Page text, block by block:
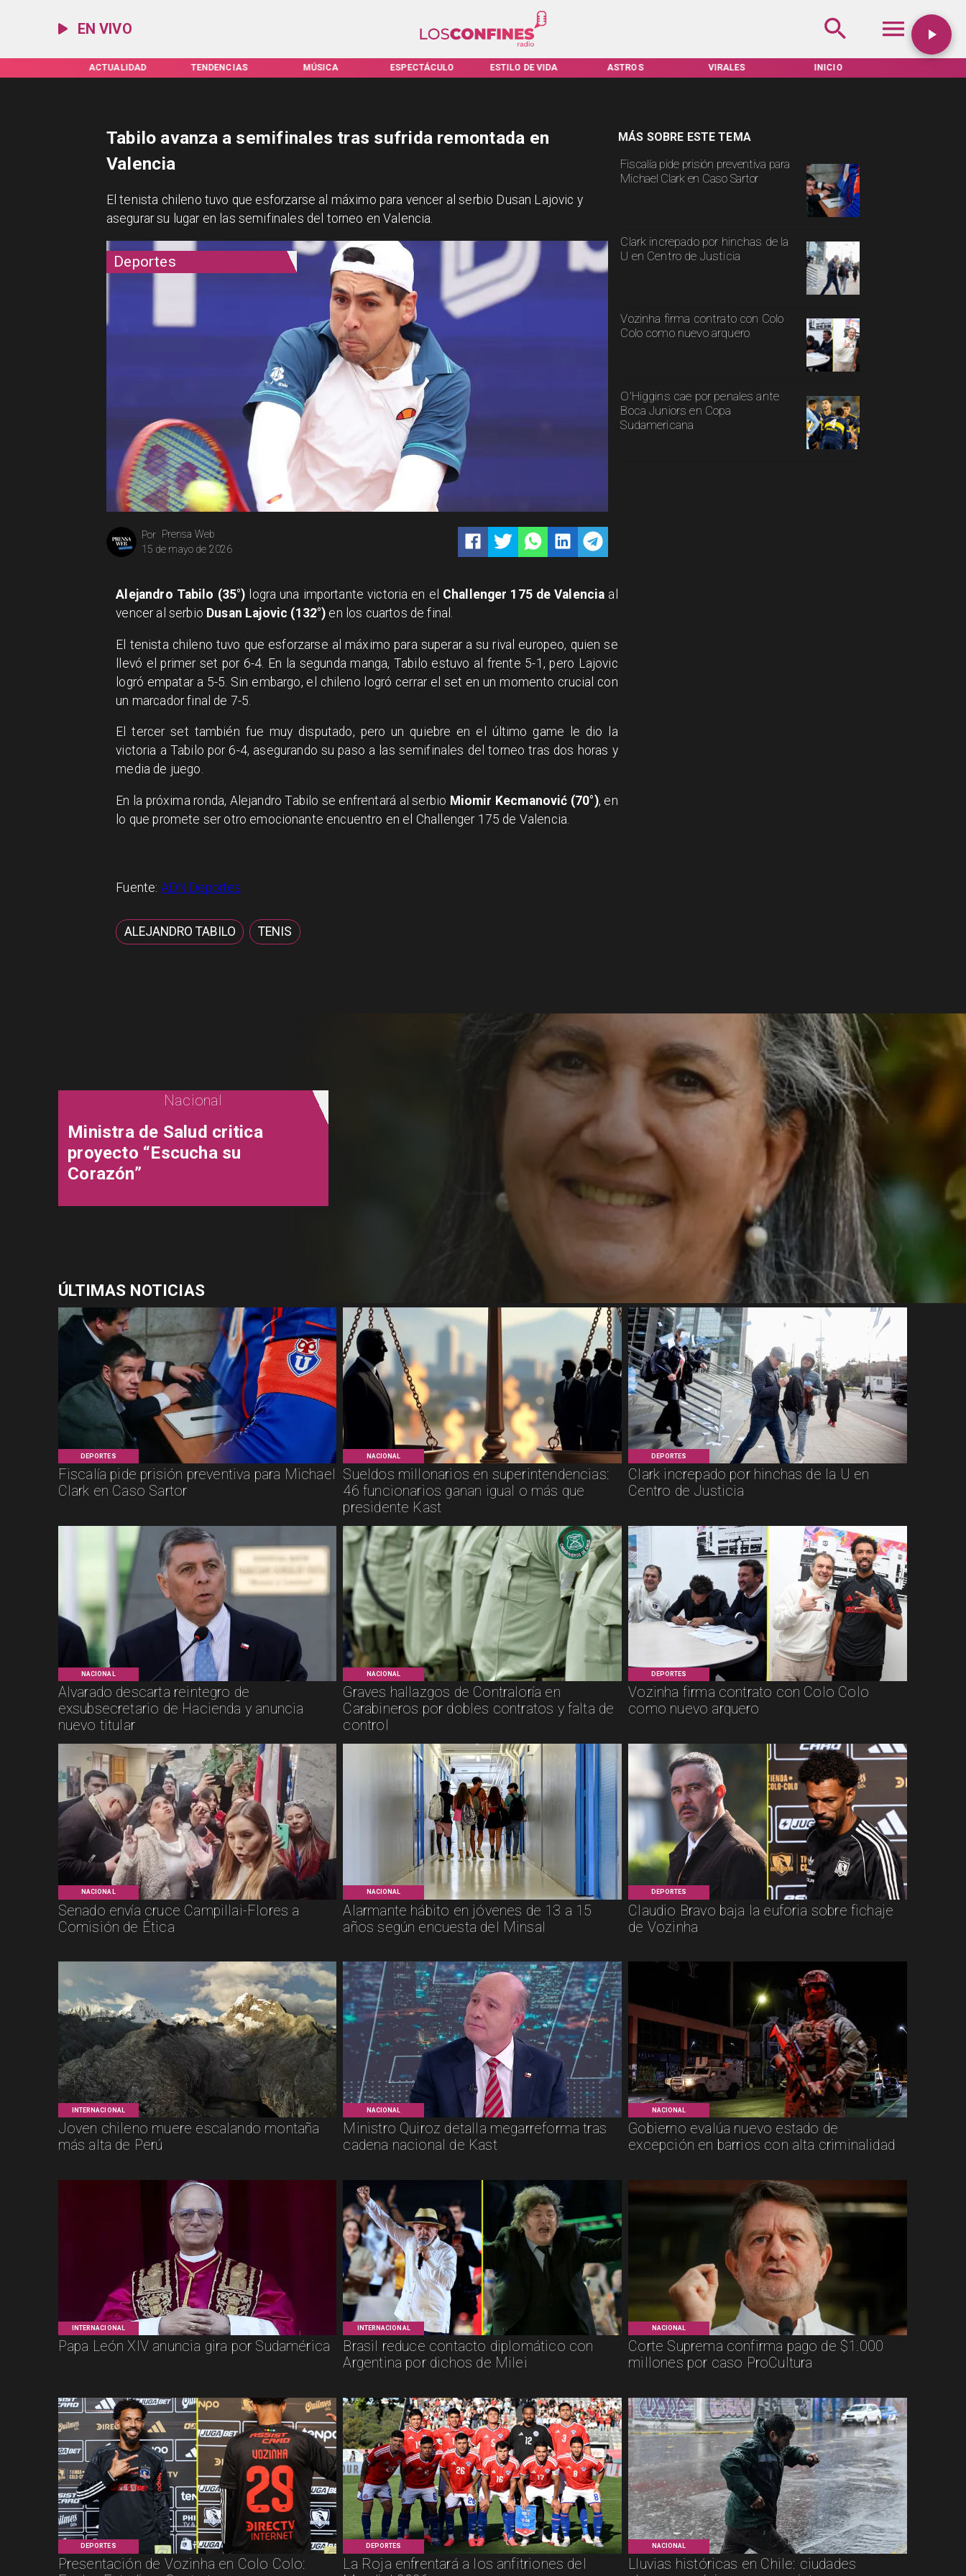
EN VIVO
TENDENCIAS MÚSICA ESPECTÁCULO ESTILO DE VIDA ASTROS VIRALES INICIO TARIFAS SERVEL
Deportes
Prensa Web
Por
15 de mayo de 2026
Fiscalía pide prisión preventiva para
Michael Clark en Caso Sartor
Clark increpado por hinchas de la
U en Centro de Justicia
Vozinha firma contrato con Colo
Colo como nuevo arquero
O'Higgins cae por penales ante
Boca Juniors en Copa
Sudamericana
MÁS SOBRE ESTE TEMA
Tabilo avanza a semifinales tras sufrida remontada en
Valencia
El tenista chileno tuvo que esforzarse al máximo para vencer al serbio Dusan Lajovic y
asegurar su lugar en las semifinales del torneo en Valencia.
Alejandro Tabilo (35°) logra una importante victoria en el Challenger 175 de Valencia al
vencer al serbio Dusan Lajovic (132°) en los cuartos de final.
El tenista chileno tuvo que esforzarse al máximo para superar a su rival europeo, quien se
llevó el primer set por 6-4. En la segunda manga, Tabilo estuvo al frente 5-1, pero Lajovic
logró empatar a 5-5. Sin embargo, el chileno logró cerrar el set en un momento crucial con
un marcador final de 7-5.
El tercer set también fue muy disputado, pero un quiebre en el último game le dio la
victoria a Tabilo por 6-4, asegurando su paso a las semifinales del torneo tras dos horas y
media de juego.
En la próxima ronda, Alejandro Tabilo se enfrentará al serbio Miomir Kecmanović (70°), en
lo que promete ser otro emocionante encuentro en el Challenger 175 de Valencia.
Fuente: ADN Deportes
ALEJANDRO TABILO TENIS
DEPORTES
Fiscalía pide prisión preventiva para Michael
Clark en Caso Sartor
NACIONAL
Sueldos millonarios en superintendencias:
46 funcionarios ganan igual o más que
presidente Kast
DEPORTES
Clark increpado por hinchas de la U en
Centro de Justicia
NACIONAL
Alvarado descarta reintegro de
exsubsecretario de Hacienda y anuncia
nuevo titular
NACIONAL
Graves hallazgos de Contraloría en
Carabineros por dobles contratos y falta de
control
DEPORTES
Vozinha firma contrato con Colo Colo
como nuevo arquero
NACIONAL
Senado envía cruce Campillai-Flores a
Comisión de Ética
NACIONAL
Alarmante hábito en jóvenes de 13 a 15
años según encuesta del Minsal
DEPORTES
Claudio Bravo baja la euforia sobre fichaje
de Vozinha
INTERNACIONAL
Joven chileno muere escalando montaña
más alta de Perú
NACIONAL
Ministro Quiroz detalla megarreforma tras
cadena nacional de Kast
NACIONAL
Gobierno evalúa nuevo estado de
excepción en barrios con alta criminalidad
INTERNACIONAL
Papa León XIV anuncia gira por Sudamérica
INTERNACIONAL
Brasil reduce contacto diplomático con
Argentina por dichos de Milei
NACIONAL
Corte Suprema confirma pago de $1.000
millones por caso ProCultura
DEPORTES
Presentación de Vozinha en Colo Colo:
DEPORTES
La Roja enfrentará a los anfitriones del
NACIONAL
Lluvias históricas en Chile: ciudades
Nacional
Ministra de Salud critica
proyecto “Escucha su
Corazón”
ÚLTIMAS NOTICIAS